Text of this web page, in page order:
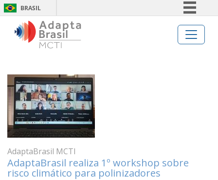
BRASIL
AdaptaBrasil MCTI
AdaptaBrasil realiza 1º workshop sobre
risco climático para polinizadores